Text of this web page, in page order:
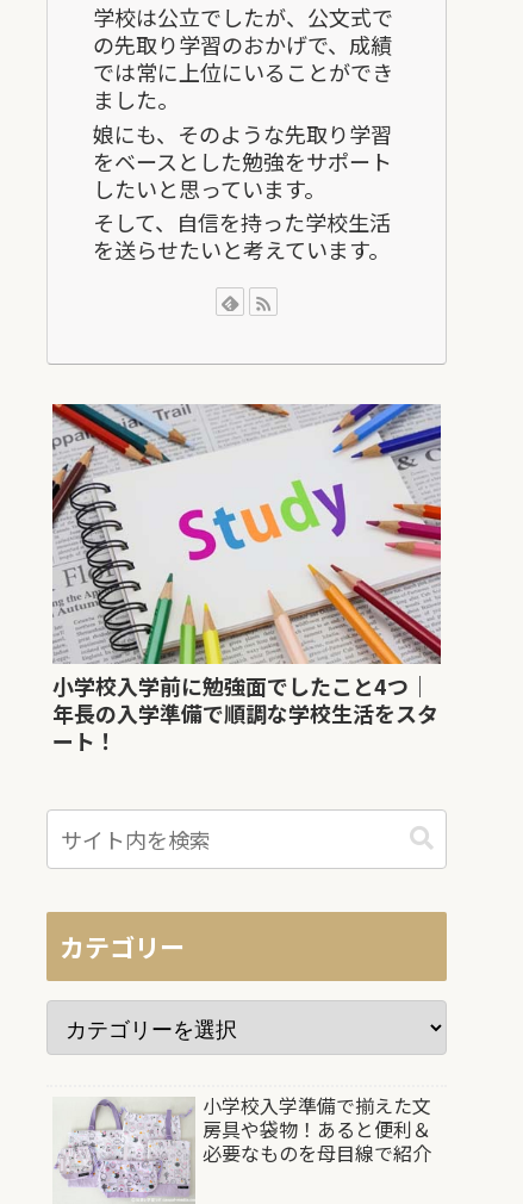
学校は公立でしたが、公文式で
の先取り学習のおかげで、成績
では常に上位にいることができ
ました。
娘にも、そのような先取り学習
をベースとした勉強をサポート
したいと思っています。
そして、自信を持った学校生活
を送らせたいと考えています。
小学校入学前に勉強面でしたこと4つ｜
年長の入学準備で順調な学校生活をスタ
ート！
カテゴリー
小学校入学準備で揃えた文
房具や袋物！あると便利＆
必要なものを母目線で紹介